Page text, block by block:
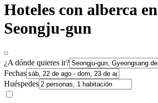
Hoteles con alberca en
Seongju-gun
¿A dónde quieres ir?
Fechas
Huéspedes